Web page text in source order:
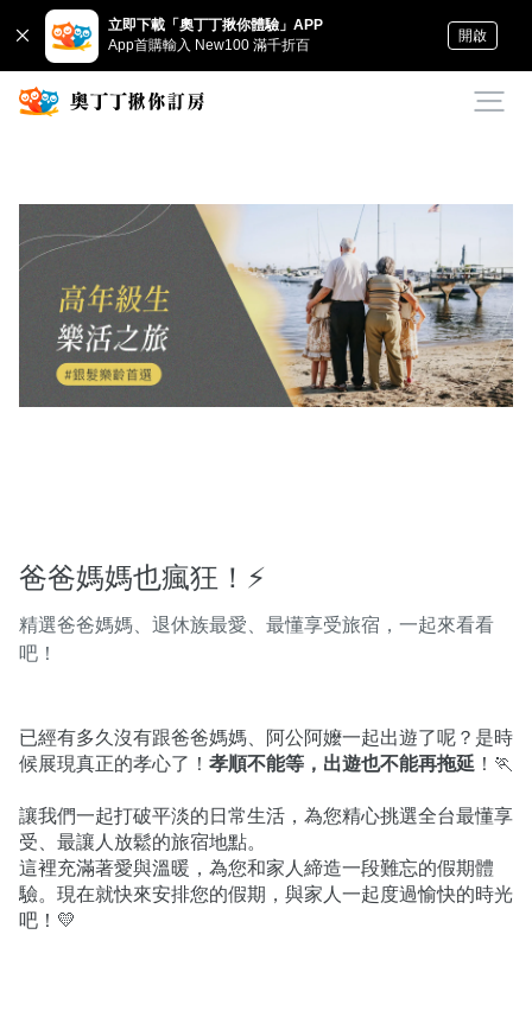
立即下載「奧丁丁揪你體驗」APP
App首購輸入 New100 滿千折百
開啟
爸爸媽媽也瘋狂！⚡️
精選爸爸媽媽、退休族最愛、最懂享受旅宿，一起來看看
吧！
已經有多久沒有跟爸爸媽媽、阿公阿嬤一起出遊了呢？是時
候展現真正的孝心了！ 孝順不能等，出遊也不能再拖延 ！🏃
讓我們一起打破平淡的日常生活，為您精心挑選全台最懂享
受、最讓人放鬆的旅宿地點。
這裡充滿著愛與溫暖，為您和家人締造一段難忘的假期體
驗。現在就快來安排您的假期，與家人一起度過愉快的時光
吧！💛